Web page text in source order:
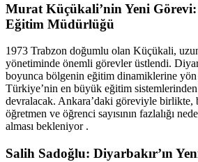
Murat Küçükali’nin Yeni
Eğitim Müdürlüğü
1973 Trabzon doğumlu olan Küçükali,
yönetiminde önemli görevler üstlendi.
boyunca bölgenin eğitim dinamiklerine
Türkiye’nin en büyük eğitim
devralacak. Ankara’daki göreviyle birlikte,
öğretmen ve öğrenci sayısının fazlalığı
alması bekleniyor .
Salih Sadoğlu: Diyarbakır’ın